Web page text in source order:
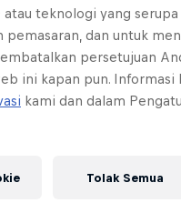
teknologi yang
pemasaran, dan untuk
persetujuan
ini kapan pun.
kami dan dalam
Tolak Semua